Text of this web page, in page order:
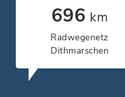
Radwegenetz
Dithmarschen
1,100 km